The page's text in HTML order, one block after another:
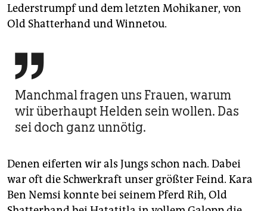
Lederstrumpf und dem letzten Mohikaner, von
Old Shatterhand und Winnetou.

Manchmal fragen uns Frauen, warum
wir überhaupt Helden sein wollen. Das
sei doch ganz unnötig.
Denen eiferten wir als Jungs schon nach. Dabei
war oft die Schwerkraft unser größter Feind. Kara
Ben Nemsi konnte bei seinem Pferd Rih, Old